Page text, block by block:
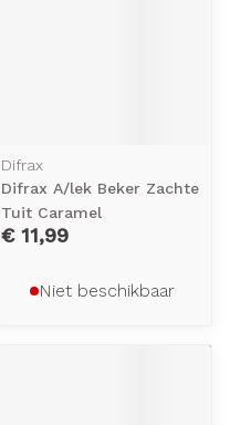
Difrax
Difrax A/lek Beker Zachte
Tuit Caramel
€ 11,99
Niet beschikbaar